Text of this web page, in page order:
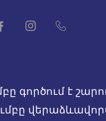
գործում է